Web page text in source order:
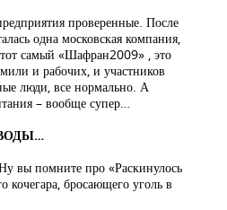
проверенные. После
одна московская компания,
самый «Шафран2009» , это
и рабочих, и участников
люди, все нормально. А
– вообще супер…
вы помните про «Раскинулось
кочегара, бросающего уголь в